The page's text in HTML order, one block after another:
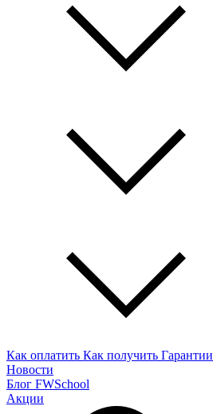
Как оплатить Как получить Гарантии
Новости
Блог FWSchool
Акции